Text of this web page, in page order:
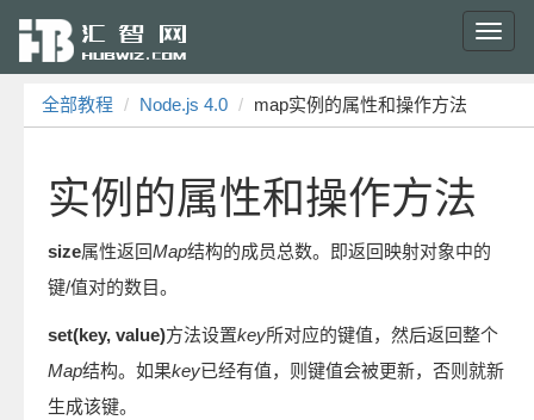
全部教程 Node.js 4.0 map实例的属性和操作方法
实例的属性和操作方法
size属性返回Map结构的成员总数。即返回映射对象中的
键/值对的数目。
set(key, value)方法设置key所对应的键值，然后返回整个
Map结构。如果key已经有值，则键值会被更新，否则就新
生成该键。